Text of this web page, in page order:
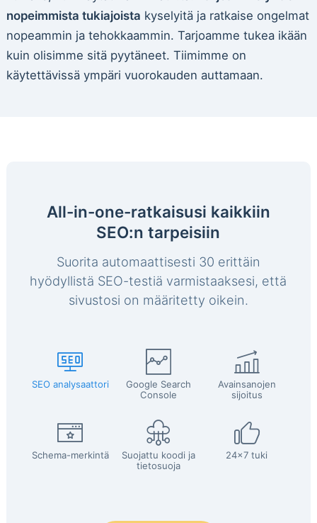
nopeimmista tukiajoista kyselyitä ja ratkaise ongelmat
nopeammin ja tehokkaammin. Tarjoamme tukea ikään
kuin olisimme sitä pyytäneet. Tiimimme on
käytettävissä ympäri vuorokauden auttamaan.
All-in-one-ratkaisusi kaikkiin
SEO:n tarpeisiin
Suorita automaattisesti 30 erittäin
hyödyllistä SEO-testiä varmistaaksesi, että
sivustosi on määritetty oikein.
SEO analysaattori
Google Search
Console
Avainsanojen
sijoitus
Schema-merkintä
Suojattu koodi ja
tietosuoja
24x7 tuki